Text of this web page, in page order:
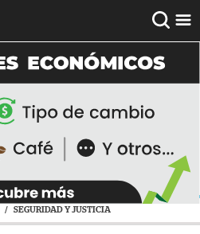
/ SEGURIDAD Y JUSTICIA